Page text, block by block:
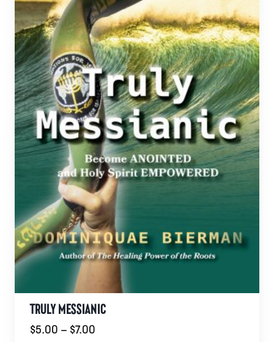
tuotteen
sivulla.
TRULY MESSIANIC
$5.00 – $7.00Hintaluokka: